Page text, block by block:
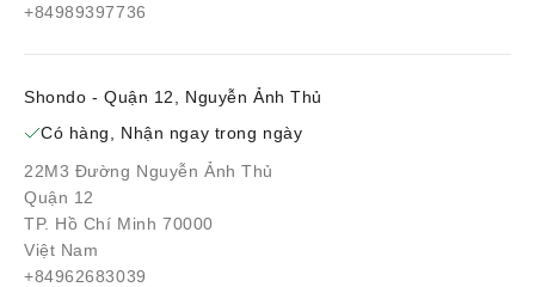
+84989397736
Shondo - Quận 12, Nguyễn Ảnh Thủ
Có hàng, Nhận ngay trong ngày
22M3 Đường Nguyễn Ảnh Thủ
Quận 12
TP. Hồ Chí Minh 70000
Việt Nam
+84962683039